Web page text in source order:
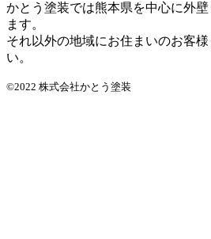
かとう塗装では熊本県を中心に外
ます。
それ以外の地域にお住まいのお客
い。
©2022 株式会社かとう塗装